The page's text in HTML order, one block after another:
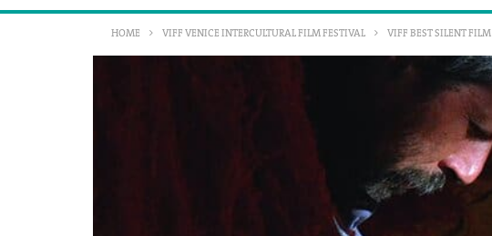
HOME VIFF VENICE INTERCULTURAL FILM FESTIVAL VIFF BEST SILENT FILM